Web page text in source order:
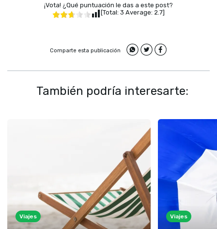
¡Vota! ¿Qué puntuación le das a este post?
[Total: 3 Average: 2.7]
Comparte esta publicación
También podría interesarte:
Viajes Viajes